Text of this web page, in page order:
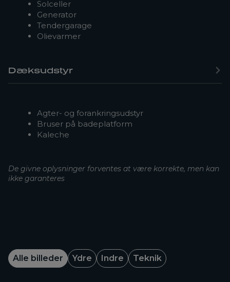
Solceller
Generator
Tendergarage
Olievarmer
Dæksudstyr
Agter- og forankringsudstyr
Bruser på badeplatform
Kaleche
De givne oplysninger forventes at være korrekte, men kan
ikke garanteres
Alle billeder Ydre Indre Teknik